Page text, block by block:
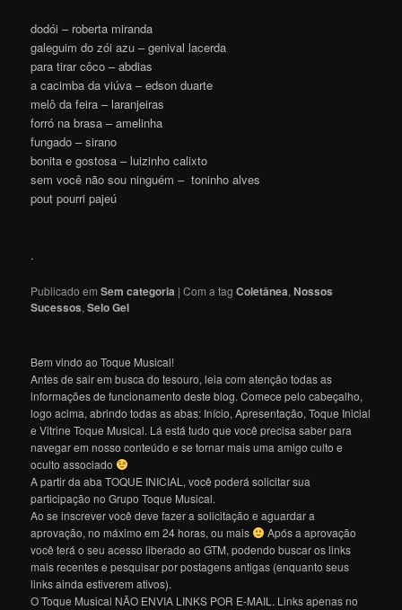
dodói – roberta miranda
galeguim do zói azu – genival lacerda
para tirar côco – abdias
a cacimba da viúva – edson duarte
melô da feira – laranjeiras
forró na brasa – amelinha
fungado – sirano
bonita e gostosa – luizinho calixto
sem você não sou ninguém – toninho alves
pout pourri pajeú
.
Publicado em Sem categoria |Com a tagColetânea,Nossos
Sucessos,Selo Gel
Bem vindo ao Toque Musical!
Antes de sair em busca do tesouro, leia com atenção todas as
informações de funcionamento deste blog. Comece pelo cabeçalho,
logo acima, abrindo todas as abas: Início, Apresentação, Toque Inicial
e Vitrine Toque Musical. Lá está tudo que você precisa saber para
navegar em nosso conteúdo e se tornar mais uma amigo culto e
oculto associado
A partir da aba TOQUE INICIAL, você poderá solicitar sua
participação no Grupo Toque Musical.
Ao se inscrever você deve fazer a solicitação e aguardar a
aprovação, no máximo em 24 horas, ou mais
Após a aprovação
você terá o seu acesso liberado ao GTM, podendo buscar os links
mais recentes e pesquisar por postagens antigas (enquanto seus
links ainda estiverem ativos).
O Toque Musical NÃO ENVIA LINKS POR E-MAIL. Links apenas no